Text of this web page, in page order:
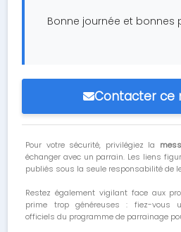
Bonne journée et bonnes
Contacter ce
Pour votre sécurité, privilégiez la
échanger avec un parrain. Les liens
publiés sous la seule responsabilité de
Restez également vigilant face aux
prime trop généreuses : fiez-vous
officiels du programme de parrainage